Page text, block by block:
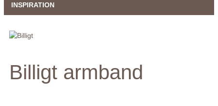
INSPIRATION
Billigt armband